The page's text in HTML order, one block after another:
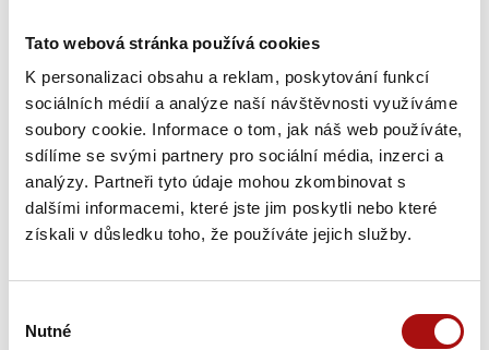
Tato webová stránka používá cookies
K personalizaci obsahu a reklam, poskytování funkcí
sociálních médií a analýze naší návštěvnosti využíváme
soubory cookie. Informace o tom, jak náš web používáte,
sdílíme se svými partnery pro sociální média, inzerci a
analýzy. Partneři tyto údaje mohou zkombinovat s
dalšími informacemi, které jste jim poskytli nebo které
získali v důsledku toho, že používáte jejich služby.
souhlasu
Nutné
13. 08. - 14. 08. 2026
Sommelier junior – praktická část, Valtice
Pátek, 14. 08. 2026
13. 08. - 14. 08. 2026
Sommelier junior – praktická část, Valtice
Hudba na vinicích: Olympic – Vinařství Sonberk,
Popice